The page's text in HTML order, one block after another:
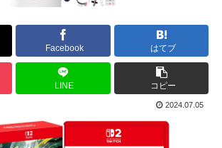
Facebook はてブ
LINE コピー
2024.07.05